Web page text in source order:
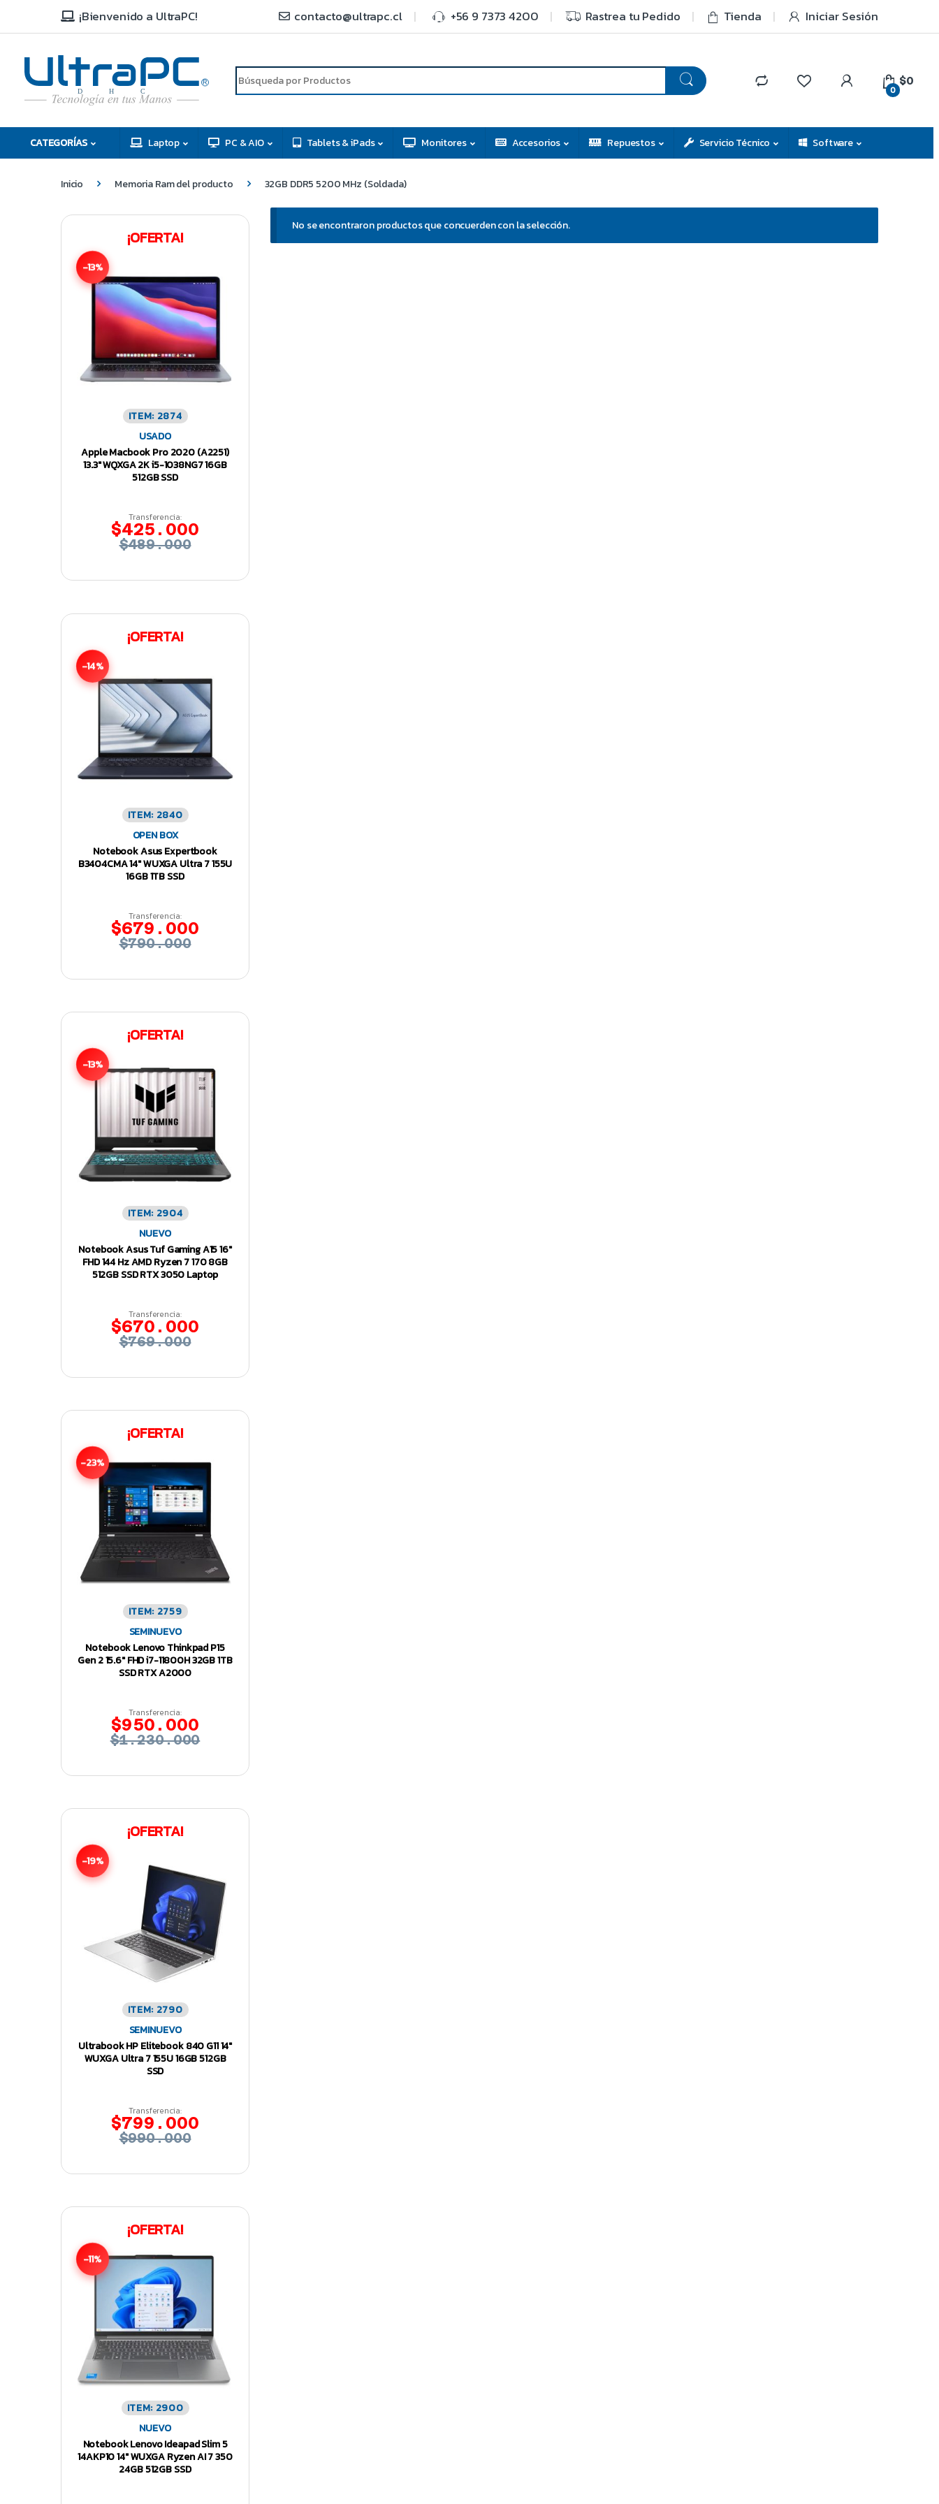
¡Bienvenido a UltraPC! contacto@ultrapc.cl +56 9 7373 4200 Rastrea tu Pedido Tienda Iniciar Sesión
C
H
D
R
0
$0
CATEGORÍAS Laptop PC & AIO Tablets & iPads Monitores Accesorios Repuestos Servicio Técnico Software
Inicio Memoria Ram del producto 32GB DDR5 5200 MHz (Soldada)
No se encontraron productos que concuerden con la selección.
¡OFERTA!
-13%
ITEM: 2874
USADO
Apple Macbook Pro 2020 (A2251)
13.3″ WQXGA 2K i5-1038NG7 16GB
512GB SSD
Transferencia:
$425.000
$489.000
¡OFERTA!
-14%
ITEM: 2840
OPEN BOX
Notebook Asus Expertbook
B3404CMA 14″ WUXGA Ultra 7 155U
16GB 1TB SSD
Transferencia:
$679.000
$790.000
¡OFERTA!
-13%
ITEM: 2904
NUEVO
Notebook Asus Tuf Gaming A15 16″
FHD 144 Hz AMD Ryzen 7 170 8GB
512GB SSD RTX 3050 Laptop
Transferencia:
$670.000
$769.000
¡OFERTA!
-23%
ITEM: 2759
SEMINUEVO
Notebook Lenovo Thinkpad P15
Gen 2 15.6″ FHD i7-11800H 32GB 1TB
SSD RTX A2000
Transferencia:
$950.000
$1.230.000
¡OFERTA!
-19%
ITEM: 2790
SEMINUEVO
Ultrabook HP Elitebook 840 G11 14″
WUXGA Ultra 7 155U 16GB 512GB
SSD
Transferencia:
$799.000
$990.000
¡OFERTA!
-11%
ITEM: 2900
NUEVO
Notebook Lenovo Ideapad Slim 5
14AKP10 14″ WUXGA Ryzen AI 7 350
24GB 512GB SSD